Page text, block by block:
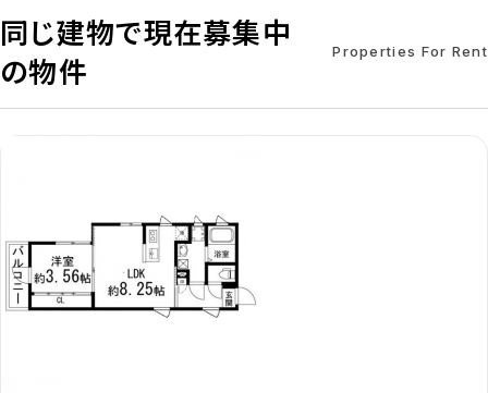
ご購入の流れ・諸費用
同じ建物で現在募集中
の物件
Properties For Rent